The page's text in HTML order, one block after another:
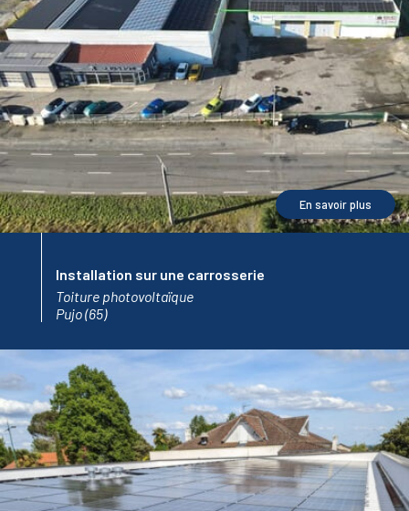
En savoir plus
Installation sur une carrosserie
Toiture photovoltaïque
Pujo (65)